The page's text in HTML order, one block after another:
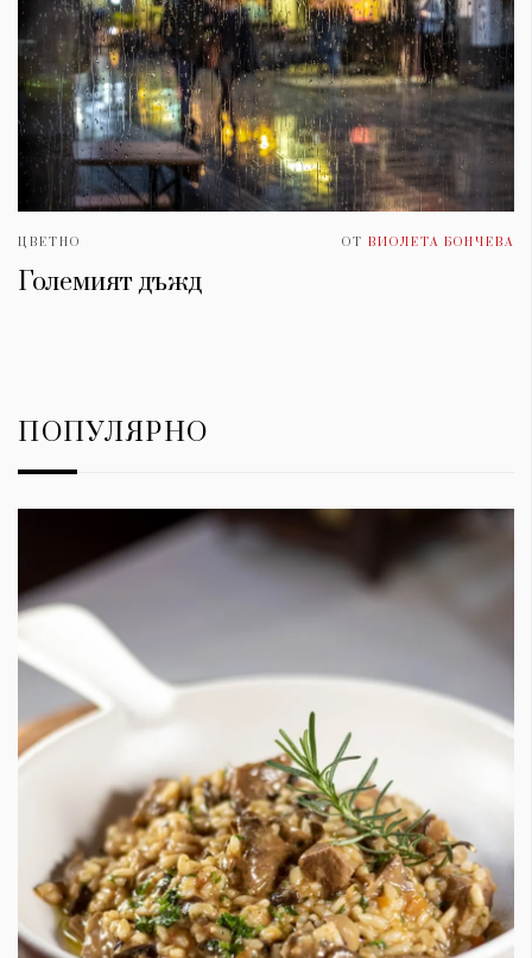
ЦВЕТНО ОТ ВИОЛЕТА БОНЧЕВА
Големият дъжд
ПОПУЛЯРНО